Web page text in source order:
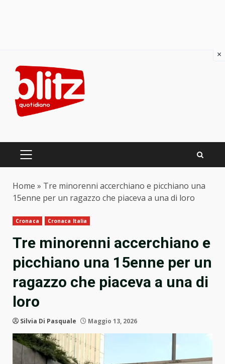
content
PRIMARY
Home » Tre minorenni accerchiano e picchiano una
15enne per un ragazzo che piaceva a una di loro
Cronaca Cronaca Italia
Tre minorenni accerchiano e
picchiano una 15enne per un
ragazzo che piaceva a una di
loro
Silvia Di Pasquale Maggio 13, 2026
×